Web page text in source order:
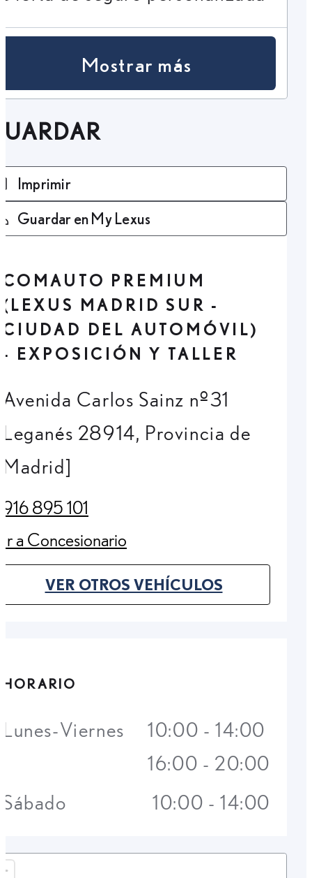
Mostrar más
Imprimir
Guardar en My Lexus
COMAUTO PREMIUM
(LEXUS MADRID SUR -
CIUDAD DEL AUTOMÓVIL)
- EXPOSICIÓN Y TALLER
Avenida Carlos Sainz nº31
Leganés 28914, Provincia de
Madrid]
916 895 101
(Opens in new tab)
Ir a Concesionario
(Opens in new tab)
VER OTROS VEHÍCULOS
(OPENS IN NEW TAB)
HORARIO
Lunes-Viernes
10:00 - 14:00
16:00 - 20:00
Sábado
10:00 - 14:00